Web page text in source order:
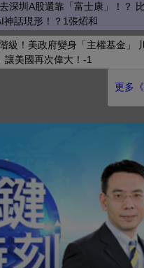
深圳A股還靠「富士康」！？
神話現形！？1張炤和
級！美政府變身「主權基金」
讓美國再次偉大！-1
更多